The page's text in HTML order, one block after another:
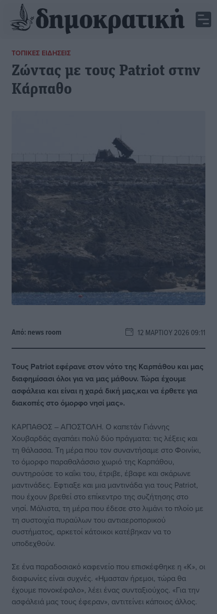
ΤΟΠΙΚΈΣ ΕΙΔΉΣΕΙΣ
Ζώντας με τους Patriot στην
Κάρπαθο
Από: news room 12 ΜΑΡΤΊΟΥ 2026 09:11
Tους Patriot εφέρανε στον νότο της Καρπάθου και μας
διαφημίσασι όλοι για να μας μάθουν. Τώρα έχουμε
ασφάλεια και είναι η χαρά δική μας,και να έρθετε για
διακοπές στο όμορφο νησί μας».
ΚΑΡΠΑΘΟΣ – ΑΠΟΣΤΟΛΗ. Ο καπετάν Γιάννης
Χουβαρδάς αγαπάει πολύ δύο πράγματα: τις λέξεις και
τη θάλασσα. Τη μέρα που τον συναντήσαμε στο Φοινίκι,
το όμορφο παραθαλάσσιο χωριό της Καρπάθου,
συντηρούσε το καΐκι του, έτριβε, έβαφε και σκάρωνε
μαντινάδες. Eφτιαξε και μια μαντινάδα για τους Patriot,
που έχουν βρεθεί στο επίκεντρο της συζήτησης στο
νησί. Μάλιστα, τη μέρα που έδεσε στο λιμάνι το πλοίο με
τη συστοιχία πυραύλων του αντιαεροπορικού
συστήματος, αρκετοί κάτοικοι κατέβηκαν να το
υποδεχθούν.
Σε ένα παραδοσιακό καφενείο που επισκέφθηκε η «Κ», οι
διαφωνίες είναι συχνές. «Hμασταν ήρεμοι, τώρα θα
έχουμε πονοκέφαλο», λέει ένας συνταξιούχος. «Για την
ασφάλειά μας τους έφεραν», αντιτείνει κάποιος άλλος.